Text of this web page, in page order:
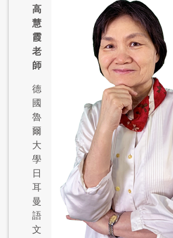
高
慧
霞
老
師
德
國
魯
爾
大
學
日
耳
曼
語
文